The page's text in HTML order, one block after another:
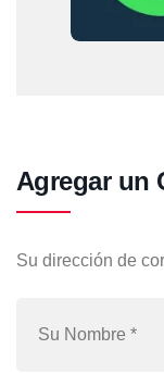
Agregar un
Su dirección de